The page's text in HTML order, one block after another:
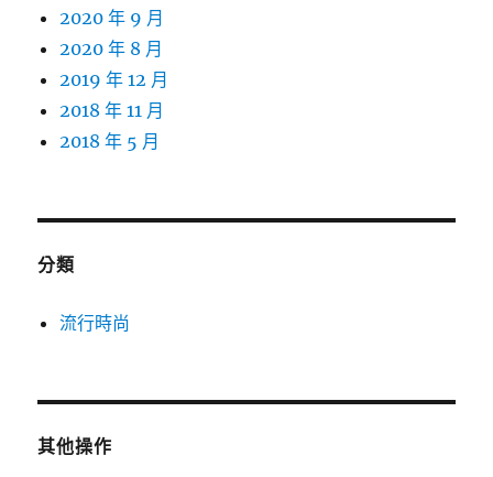
2020 年 9 月
2020 年 8 月
2019 年 12 月
2018 年 11 月
2018 年 5 月
分類
流行時尚
其他操作